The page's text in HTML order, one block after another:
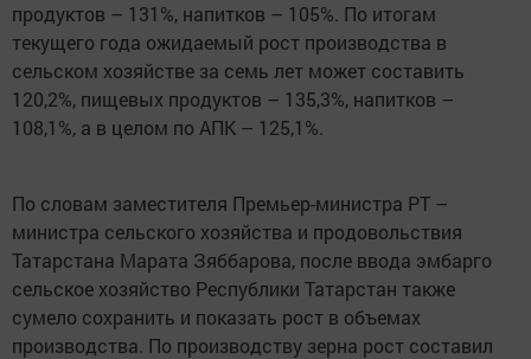
продуктов – 131%, напитков – 105%. По итогам
текущего года ожидаемый рост производства в
сельском хозяйстве за семь лет может составить
120,2%, пищевых продуктов – 135,3%, напитков –
108,1%, а в целом по АПК – 125,1%.
По словам заместителя Премьер-министра РТ –
министра сельского хозяйства и продовольствия
Татарстана Марата Зяббарова, после ввода эмбарго
сельское хозяйство Республики Татарстан также
сумело сохранить и показать рост в объемах
производства. По производству зерна рост составил